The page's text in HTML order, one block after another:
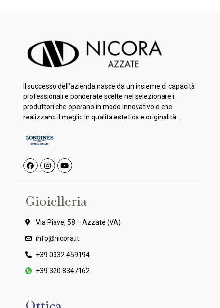
Il successo dell’azienda nasce da un insieme di capacità
professionali e ponderate scelte nel selezionare i
produttori che operano in modo innovativo e che
realizzano il meglio in qualità estetica e originalità.
Gioielleria
Via Piave, 58 – Azzate (VA)
info@nicora.it
+39 0332 459194
+39 320 8347162